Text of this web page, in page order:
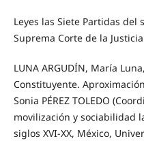
Leyes las Siete Partidas del
Suprema Corte de la
LUNA ARGUDÍN, María
Constituyente.
Sonia PÉREZ TOLEDO
movilización y sociabilidad
siglos XVI-XX, México,